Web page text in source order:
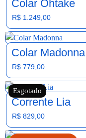
Colar Ohtake
R$ 1.249,00
Colar Madonna
R$ 779,00
Esgotado
Corrente Lia
R$ 829,00